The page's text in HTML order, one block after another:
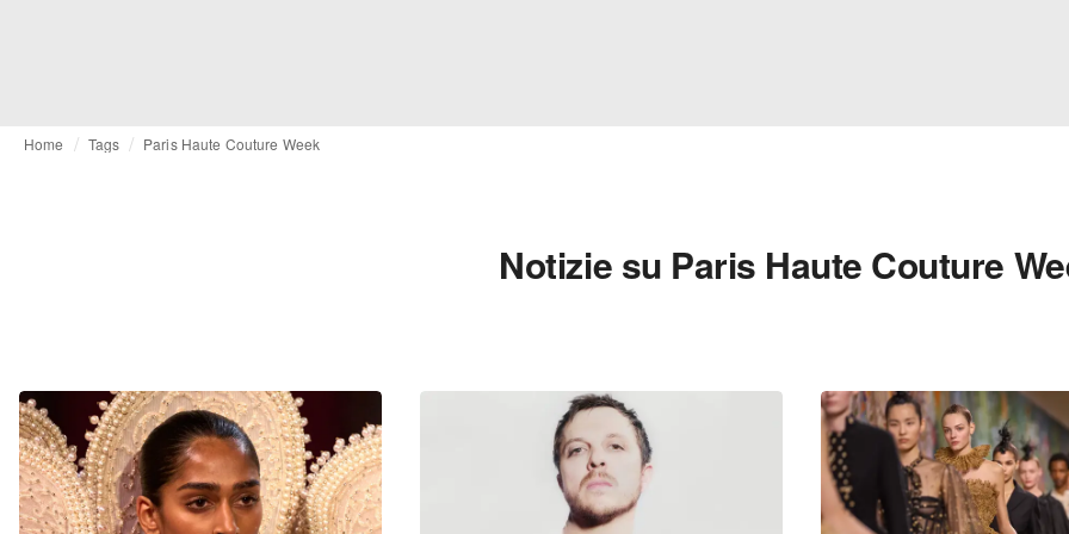
Home Tags Paris Haute Couture Week
Notizie su Paris Haute Couture